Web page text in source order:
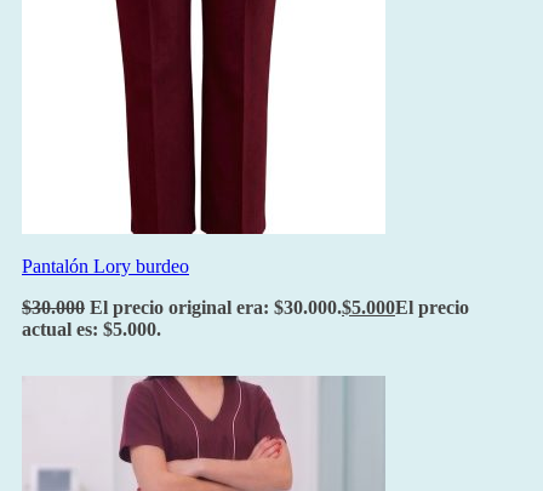
Pantalón Lory burdeo
$30.000 El precio original era: $30.000.$5.000El precio
actual es: $5.000.